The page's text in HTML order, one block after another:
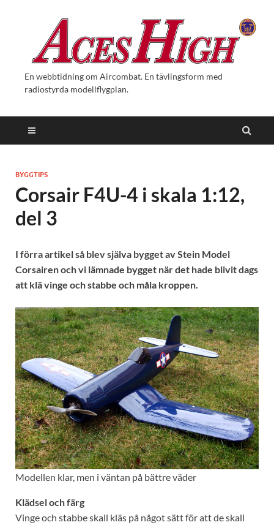
En webbtidning om Aircombat. En tävlingsform med
radiostyrda modellflygplan.
BYGGTIPS
Corsair F4U-4 i skala 1:12,
del 3
I förra artikel så blev själva bygget av Stein Model
Corsairen och vi lämnade bygget när det hade blivit dags
att klä vinge och stabbe och måla kroppen.
Modellen klar, men i väntan på bättre väder
Klädsel och färg
Vinge och stabbe skall kläs på något sätt för att de skall